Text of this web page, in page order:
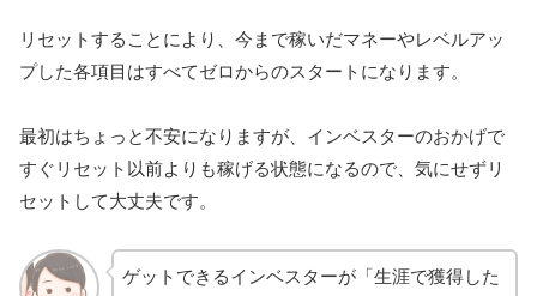
リセットすることにより、今まで稼いだマネーやレベルアッ
プした各項目はすべてゼロからのスタートになります。
最初はちょっと不安になりますが、インベスターのおかげで
すぐリセット以前よりも稼げる状態になるので、気にせずリ
セットして大丈夫です。
ゲットできるインベスターが「生涯で獲得した